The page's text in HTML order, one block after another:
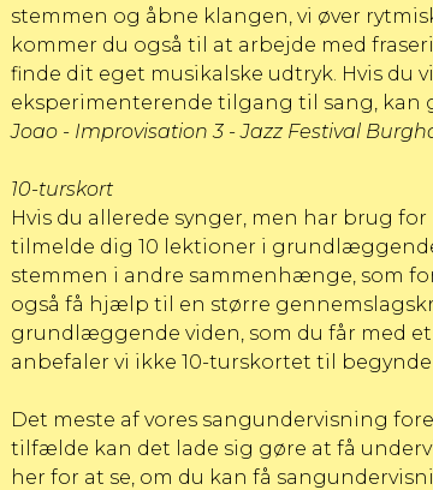
stemmen og åbne klangen, vi øver
kommer du også til at arbejde med
finde dit eget musikalske udtryk. Hvis du
eksperimenterende tilgang til sang, kan
Joao - Improvisation 3 - Jazz Festival
10-turskort
Hvis du allerede synger, men har brug
tilmelde dig 10 lektioner i
stemmen i andre sammenhænge, som
også få hjælp til en større
grundlæggende viden, som du får med
anbefaler vi ikke 10-turskortet til
Det meste af vores sangundervisning
tilfælde kan det lade sig gøre at få
her for at se, om du kan få